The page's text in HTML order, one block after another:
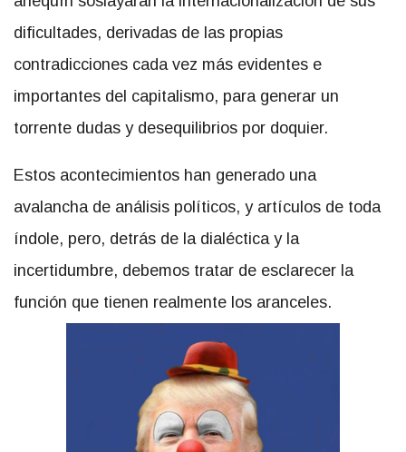
dificultades, derivadas de las propias
contradicciones cada vez más evidentes e
importantes del capitalismo, para generar un
torrente dudas y desequilibrios por doquier.
Estos acontecimientos han generado una
avalancha de análisis políticos, y artículos de toda
índole, pero, detrás de la dialéctica y la
incertidumbre, debemos tratar de esclarecer la
función que tienen realmente los aranceles.